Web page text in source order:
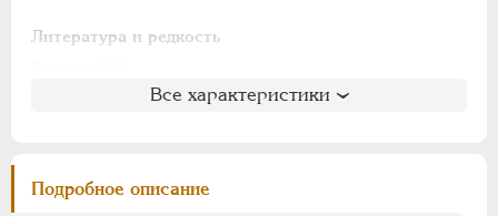
Литература и редкость
: не вошла в описание
Казаков: 478 (PR-R)
Все характеристики
Подробное описание
50 пенни